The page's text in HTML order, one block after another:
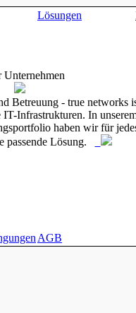
Lösungen
Unternehmen
Betreuung - true networks
IT-Infrastrukturen. In
haben wir für
passende Lösung.
AGB